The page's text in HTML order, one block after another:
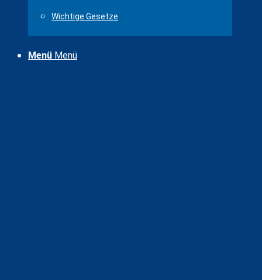
Wichtige Gesetze
Menü Menü